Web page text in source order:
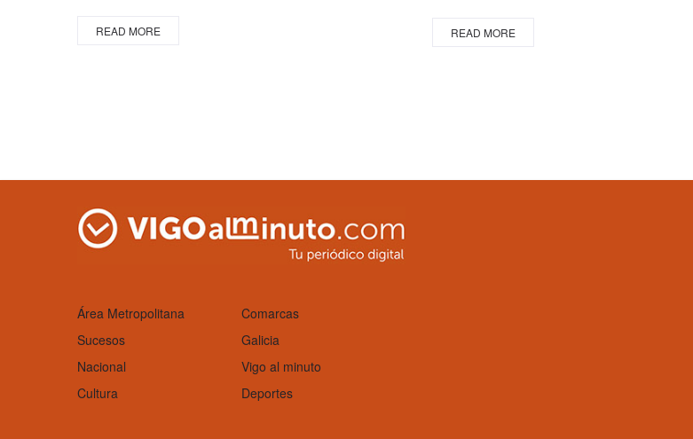
READ MORE READ MORE
Área Metropolitana
Comarcas
Sucesos
Galicia
Nacional
Vigo al minuto
Cultura
Deportes